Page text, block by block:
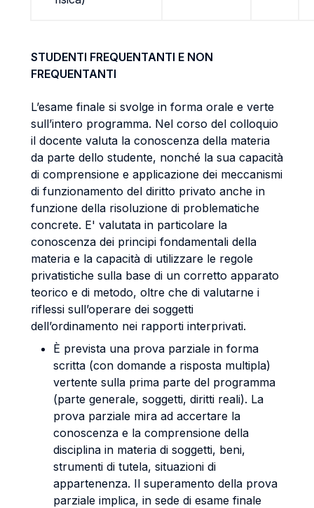
STUDENTI FREQUENTANTI E NON
FREQUENTANTI
L’esame finale si svolge in forma orale e verte
sull’intero programma. Nel corso del colloquio
il docente valuta la conoscenza della materia
da parte dello studente, nonché la sua capacità
di comprensione e applicazione dei meccanismi
di funzionamento del diritto privato anche in
funzione della risoluzione di problematiche
concrete. E' valutata in particolare la
conoscenza dei principi fondamentali della
materia e la capacità di utilizzare le regole
privatistiche sulla base di un corretto apparato
teorico e di metodo, oltre che di valutarne i
riflessi sull’operare dei soggetti
dell’ordinamento nei rapporti interprivati.
È prevista una prova parziale in forma
scritta (con domande a risposta multipla)
vertente sulla prima parte del programma
(parte generale, soggetti, diritti reali). La
prova parziale mira ad accertare la
conoscenza e la comprensione della
disciplina in materia di soggetti, beni,
strumenti di tutela, situazioni di
appartenenza. Il superamento della prova
parziale implica, in sede di esame finale